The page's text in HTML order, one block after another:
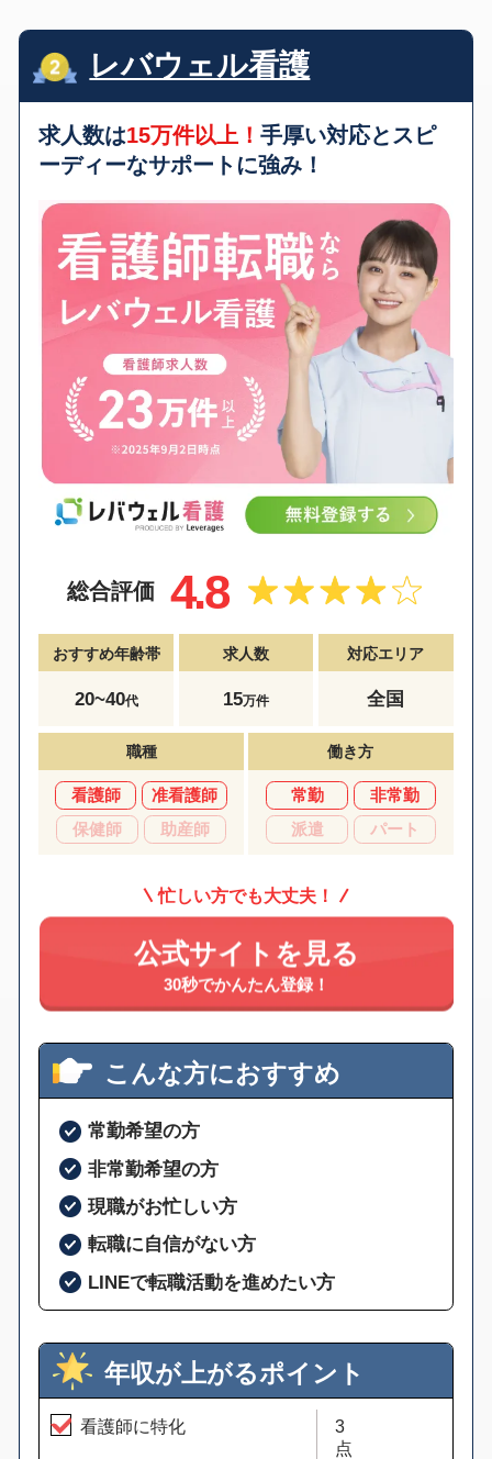
レバウェル看護
求人数は15万件以上！手厚い対応とスピ
ーディーなサポートに強み！
総合評価 4.8
おすすめ年齢帯
20~40代
求人数
15万件
対応エリア
全国
職種
看護師
准看護師
保健師
助産師
働き方
常勤
非常勤
派遣
パート
忙しい方でも大丈夫！
公式サイトを見る
30秒でかんたん登録！
こんな方におすすめ
常勤希望の方
非常勤希望の方
現職がお忙しい方
転職に自信がない方
LINEで転職活動を進めたい方
年収が上がるポイント
看護師に特化
3
点